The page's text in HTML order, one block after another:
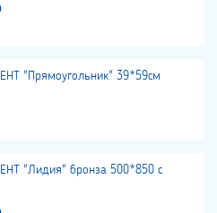
"Прямоугольник" 39*59см
"Лидия" бронза 500*850 с